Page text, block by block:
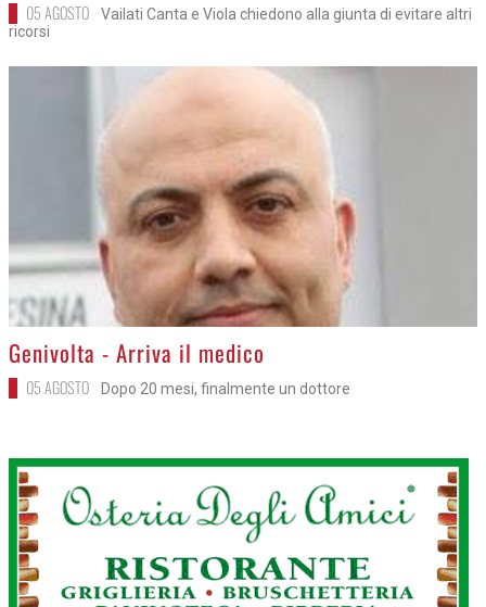
05 AGOSTO
Vailati Canta e Viola chiedono alla giunta di evitare altri
ricorsi
>
Genivolta - Arriva il medico
05 AGOSTO Dopo 20 mesi, finalmente un dottore